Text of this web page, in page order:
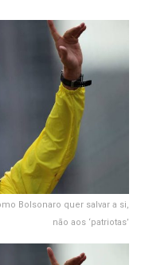
Bolsonaro quer salvar a si,
não aos ‘patriotas’